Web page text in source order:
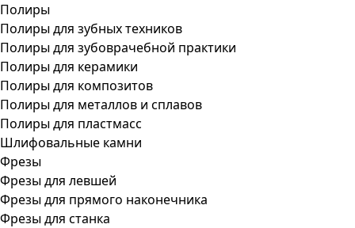
Полиры
Полиры для зубных техников
Полиры для зубоврачебной практики
Полиры для керамики
Полиры для композитов
Полиры для металлов и сплавов
Полиры для пластмасс
Шлифовальные камни
Фрезы
Фрезы для левшей
Фрезы для прямого наконечника
Фрезы для станка